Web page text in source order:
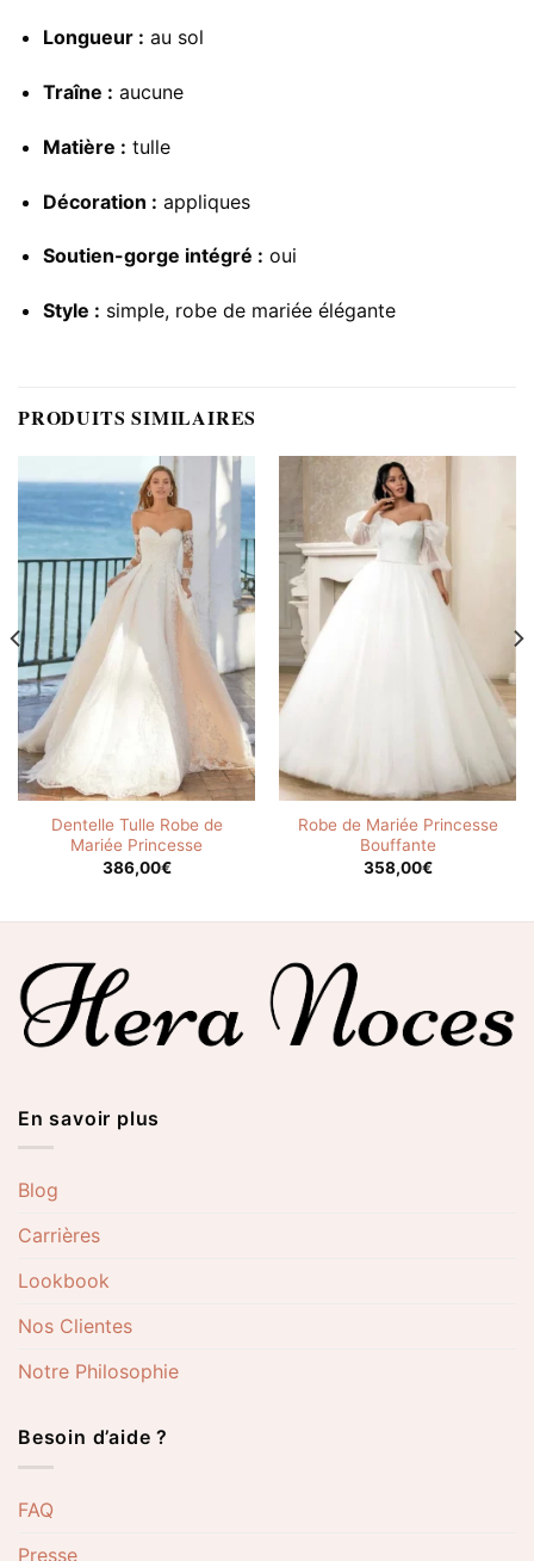
Longueur : au sol
Traîne : aucune
Matière : tulle
Décoration : appliques
Soutien-gorge intégré : oui
Style : simple, robe de mariée élégante
PRODUITS SIMILAIRES
Dentelle Tulle Robe de
Mariée Princesse
386,00€
Robe de Mariée Princesse
Bouffante
358,00€
En savoir plus
Blog
Carrières
Lookbook
Nos Clientes
Notre Philosophie
Besoin d’aide ?
FAQ
Presse